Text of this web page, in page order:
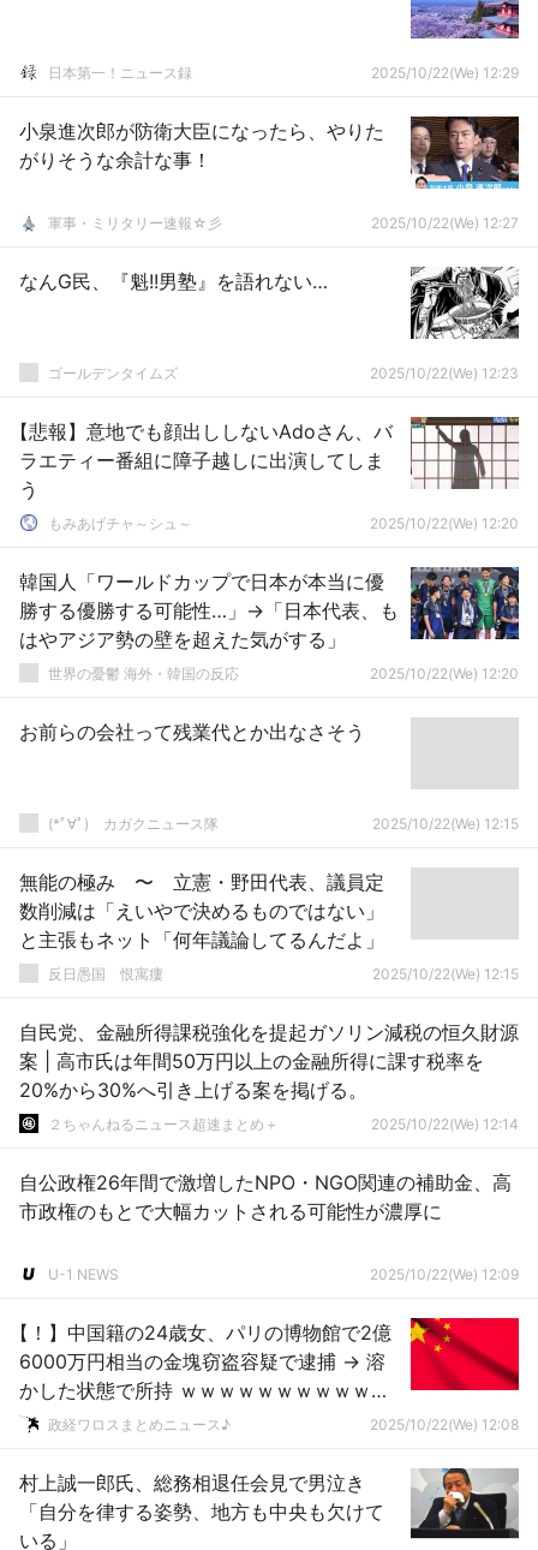
日本第一！ニュース録 2025/10/22(We) 12:29
小泉進次郎が防衛大臣になったら、やりた
がりそうな余計な事！
軍事・ミリタリー速報☆彡 2025/10/22(We) 12:27
なんG民、『魁!!男塾』を語れない…
ゴールデンタイムズ 2025/10/22(We) 12:23
【悲報】意地でも顔出ししないAdoさん、バ
ラエティー番組に障子越しに出演してしま
う
もみあげチャ～シュ～ 2025/10/22(We) 12:20
韓国人「ワールドカップで日本が本当に優
勝する優勝する可能性…」→「日本代表、も
はやアジア勢の壁を超えた気がする」
世界の憂鬱 海外・韓国の反応 2025/10/22(We) 12:20
お前らの会社って残業代とか出なさそう
(*ﾟ∀ﾟ)ゞカガクニュース隊 2025/10/22(We) 12:15
無能の極み 〜 立憲・野田代表、議員定
数削減は「えいやで決めるものではない」
と主張もネット「何年議論してるんだよ」
反日愚国 恨寓瘻 2025/10/22(We) 12:15
自民党、金融所得課税強化を提起ガソリン減税の恒久財源
案 | 高市氏は年間50万円以上の金融所得に課す税率を
20%から30%へ引き上げる案を掲げる。
２ちゃんねるニュース超速まとめ＋ 2025/10/22(We) 12:14
自公政権26年間で激増したNPO・NGO関連の補助金、高
市政権のもとで大幅カットされる可能性が濃厚に
U-1 NEWS 2025/10/22(We) 12:09
【！】中国籍の24歳女、パリの博物館で2億
6000万円相当の金塊窃盗容疑で逮捕 → 溶
かした状態で所持 ｗｗｗｗｗｗｗｗｗｗｗ
ｗｗｗｗｗｗｗｗ
政経ワロスまとめニュース♪ 2025/10/22(We) 12:08
村上誠一郎氏、総務相退任会見で男泣き
「自分を律する姿勢、地方も中央も欠けて
いる」